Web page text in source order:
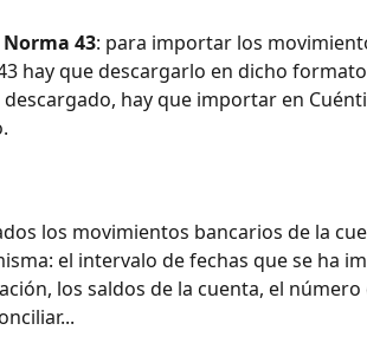
43: para importar los
hay que descargarlo en dicho
descargado, hay que importar en
los movimientos bancarios de la
el intervalo de fechas que se ha
los saldos de la cuenta, el